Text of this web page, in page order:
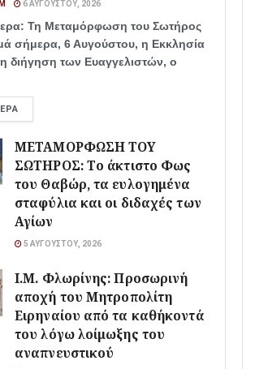
6 ΑΥΓΟΎΣΤΟΥ, 2026
Τη Μεταμόρφωση του Σωτήρος
σήμερα, 6 Αυγούστου, η Εκκλησία
διήγηση των Ευαγγελιστών, ο
ΜΕΤΑΜΟΡΦΩΣΗ ΤΟΥ
ΣΩΤΗΡΟΣ: Το άκτιστο Φως
του Θαβώρ, τα ευλογημένα
σταφύλια και οι διδαχές των
Αγίων
5 ΑΥΓΟΎΣΤΟΥ, 2026
Ι.Μ. Φλωρίνης: Προσωρινή
αποχή του Μητροπολίτη
Ειρηναίου από τα καθήκοντά
του λόγω λοίμωξης του
αναπνευστικού